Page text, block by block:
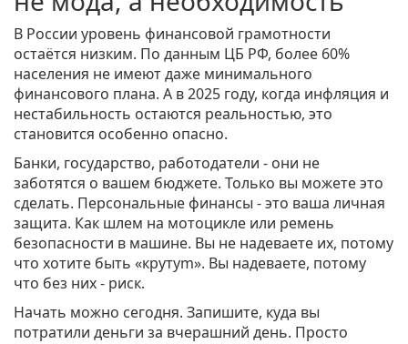
В России уровень финансовой грамотности
остаётся низким. По данным ЦБ РФ, более 60%
населения не имеют даже минимального
финансового плана. А в 2025 году, когда инфляция и
нестабильность остаются реальностью, это
становится особенно опасно.
Банки, государство, работодатели - они не
заботятся о вашем бюджете. Только вы можете это
сделать. Персональные финансы - это ваша личная
защита. Как шлем на мотоцикле или ремень
безопасности в машине. Вы не надеваете их, потому
что хотите быть «крутym». Вы надеваете, потому
что без них - риск.
Начать можно сегодня. Запишите, куда вы
потратили деньги за вчерашний день. Просто